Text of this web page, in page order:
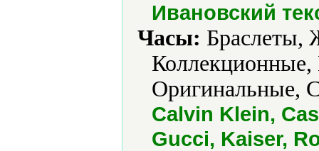
Ивановский
Часы: Браслеты,
Оригинальные,
Calvin Klein,
Gucci, Kaiser,